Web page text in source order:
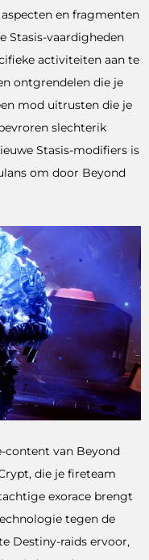
en fragmenten
Stasis-vaardigheden
activiteiten aan te
ontgrendelen die je
mod uitrusten die je
slechterik
Stasis-modifiers is
om door Beyond
content van Beyond
die je fireteam
exorace brengt
tegen de
Destiny-raids ervoor,